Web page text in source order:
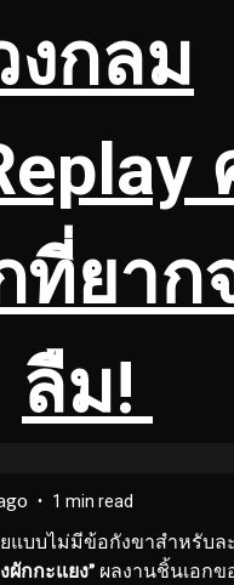
งกลม
ที่ยาก
ลืม!
1 min read
บไม่มีข้อกังขาสำหรับล
ผักกะแยง” ผลงานชิ้นเอกข